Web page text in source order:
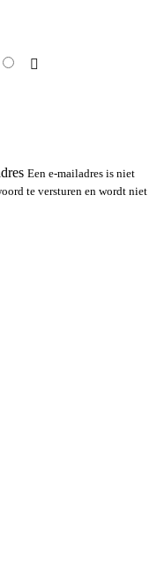
Een e-mailadres is niet
te versturen en wordt niet